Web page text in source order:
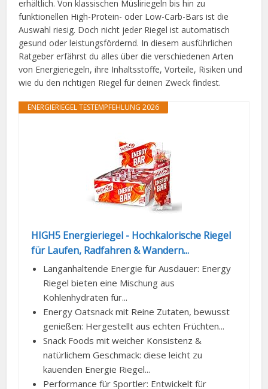
erhältlich. Von klassischen Müsliriegeln bis hin zu
funktionellen High-Protein- oder Low-Carb-Bars ist die
Auswahl riesig. Doch nicht jeder Riegel ist automatisch
gesund oder leistungsfördernd. In diesem ausführlichen
Ratgeber erfährst du alles über die verschiedenen Arten
von Energieriegeln, ihre Inhaltsstoffe, Vorteile, Risiken und
wie du den richtigen Riegel für deinen Zweck findest.
ENERGIERIEGEL TESTEMPFEHLUNG 2026
HIGH5 Energieriegel - Hochkalorische Riegel
für Laufen, Radfahren & Wandern...
Langanhaltende Energie für Ausdauer: Energy
Riegel bieten eine Mischung aus
Kohlenhydraten für...
Energy Oatsnack mit Reine Zutaten, bewusst
genießen: Hergestellt aus echten Früchten...
Snack Foods mit weicher Konsistenz &
natürlichem Geschmack: diese leicht zu
kauenden Energie Riegel...
Performance für Sportler: Entwickelt für